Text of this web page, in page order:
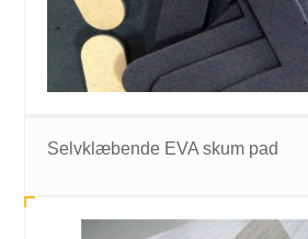
Selvklæbende EVA skum pad